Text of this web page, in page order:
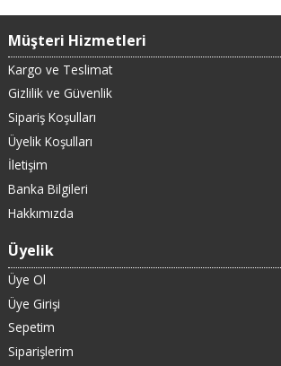
Müşteri Hizmetleri
Kargo ve Teslimat
Gizlilik ve Güvenlik
Sipariş Koşulları
Üyelik Koşulları
İletişim
Banka Bilgileri
Hakkımızda
Üyelik
Üye Ol
Üye Girişi
Sepetim
Siparişlerim